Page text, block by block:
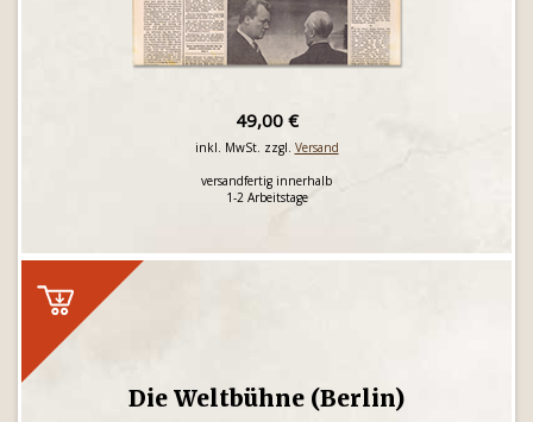
49,00 €
inkl. MwSt. zzgl. Versand
versandfertig innerhalb
1-2 Arbeitstage
Die Weltbühne (Berlin)